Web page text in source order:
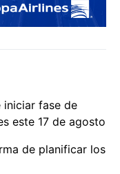
iniciar fase de
este 17 de agosto
de planificar los